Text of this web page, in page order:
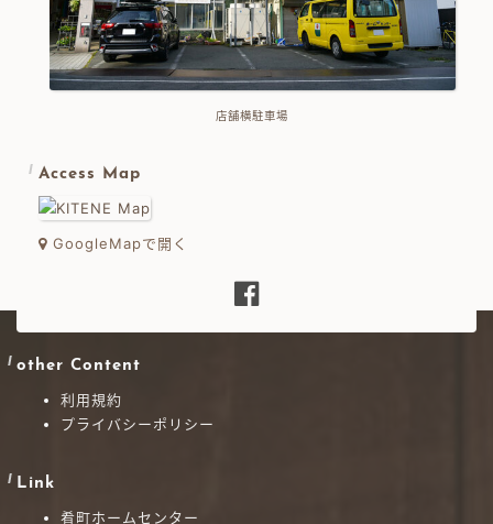
店舗横駐車場
Access Map
GoogleMapで開く
other Content
利用規約
プライバシーポリシー
Link
肴町ホームセンター